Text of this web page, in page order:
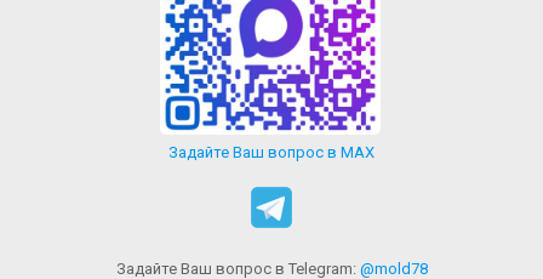
Задайте Ваш вопрос в MAX
Задайте Ваш вопрос в Telegram: @mold78